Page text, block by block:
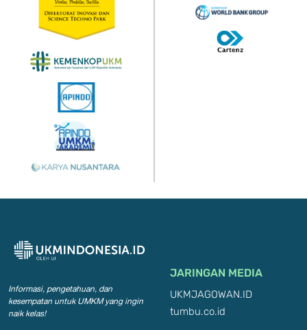
Informasi, pengetahuan, dan
kesempatan untuk UMKM yang ingin
naik kelas!
JARINGAN MEDIA
UKMJAGOWAN.ID
tumbu.co.id